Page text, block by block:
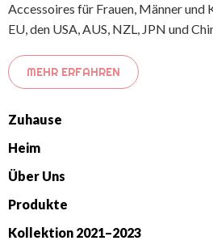
Accessoires für Frauen, Männer und
EU, den USA, AUS, NZL, JPN und
MEHR ERFAHREN
Zuhause
Heim
Über Uns
Produkte
Kollektion 2021–2023